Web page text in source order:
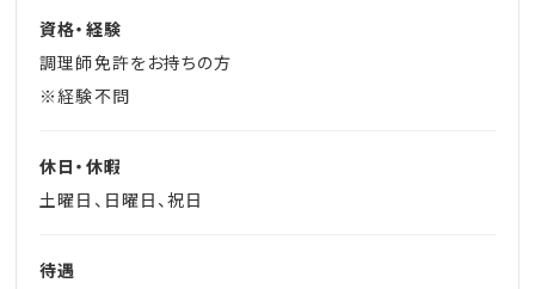
資格・経験
調理師免許をお持ちの方
※経験不問
休日・休暇
土曜日、日曜日、祝日
待遇